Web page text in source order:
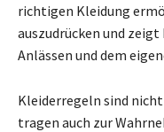
richtigen Kleidung
auszudrücken und
Anlässen und dem
Kleiderregeln sind
tragen auch zur